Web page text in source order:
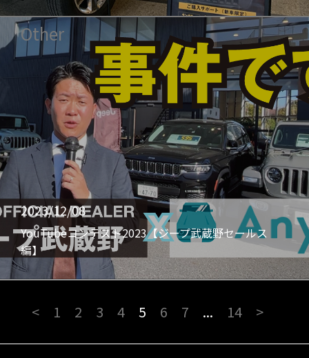
Other
2023/12/08
YouTubeコンテスト2023【ジープ武蔵野セールス
編】
< 1 2 3 4 5 6 7 ... 14 >